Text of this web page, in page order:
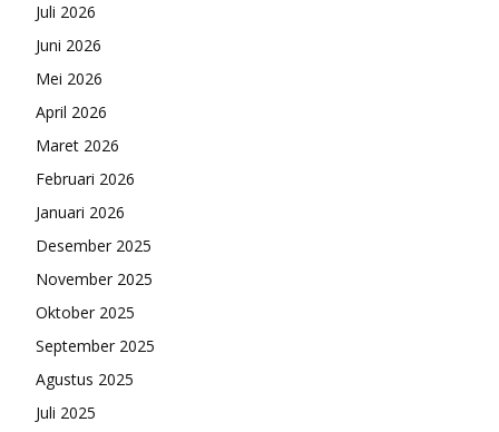
Juli 2026
Juni 2026
Mei 2026
April 2026
Maret 2026
Februari 2026
Januari 2026
Desember 2025
November 2025
Oktober 2025
September 2025
Agustus 2025
Juli 2025